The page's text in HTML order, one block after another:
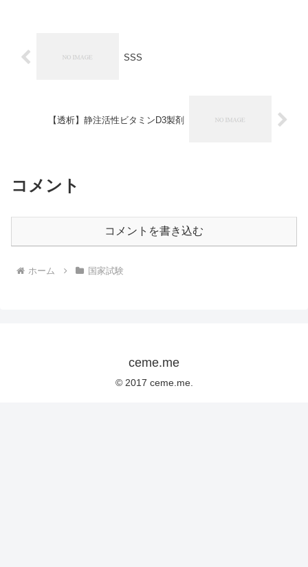
SSS
【透析】静注活性ビタミンD3製剤
コメント
コメントを書き込む
ホーム 国家試験
ceme.me
© 2017 ceme.me.